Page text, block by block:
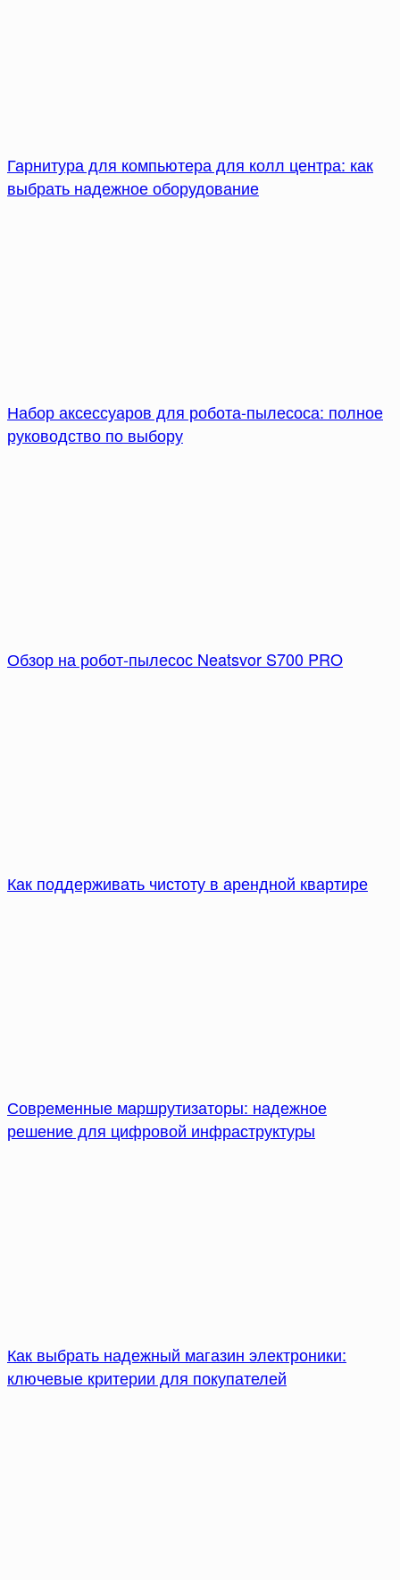
Гарнитура для компьютера для колл центра: как
выбрать надежное оборудование
Набор аксессуаров для робота-пылесоса: полное
руководство по выбору
Обзор на робот-пылесос Neatsvor S700 PRO
Как поддерживать чистоту в арендной квартире
Современные маршрутизаторы: надежное
решение для цифровой инфраструктуры
Как выбрать надежный магазин электроники:
ключевые критерии для покупателей